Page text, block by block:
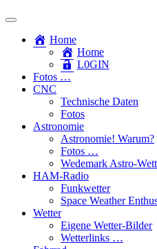
Toggle
search
field
Home
Home
L​0​​GIN
Fotos …
CNC
Technische Daten
Fotos
Astronomie
Astronomie! Warum?
Fotos …
Wedemark Astro-
HAM-Radio
Funkwetter
Space Weather
Wetter
Eigene Wetter-Bilder
Wetterlinks …